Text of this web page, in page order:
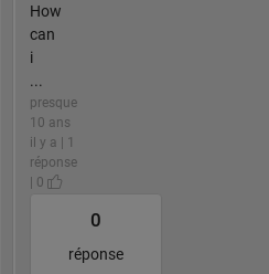
How
can
i
...
presque
10 ans
il y a | 1
réponse
| 0
0
réponse